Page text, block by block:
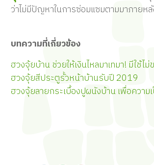
ว่าไม่มีปัญหาในการซ่อมแซมตามมาภายห
บทความที่เกี่ยวข้อง
ฮวงจุ้ยบ้าน ช่วยให้เงินไหลมาเทมา! มีใช้ไม่
ฮวงจุ้ยสีประตูรั้วหน้าบ้านรับปี 2019
ฮวงจุ้ยลายกระเบื้องปูผนังบ้าน เพื่อความ